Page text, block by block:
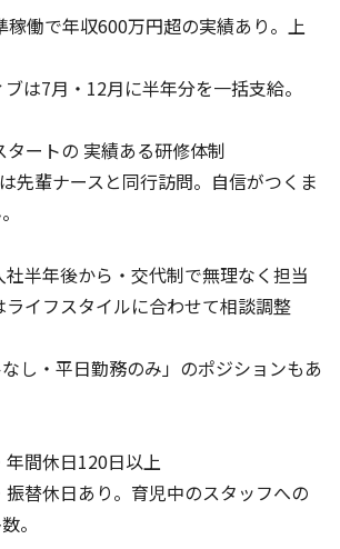
働で年収600万円超の実績あり。上
は7月・12月に半年分を一括支給。
ートの 実績ある研修体制
輩ナースと同行訪問。自信がつくま
半年後から・交代制で無理なく担当
イフスタイルに合わせて相談調整
し・平日勤務のみ」のポジションもあ
間休日120日以上
替休日あり。育児中のスタッフへの
。